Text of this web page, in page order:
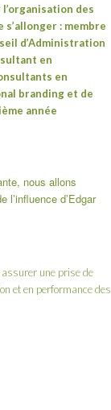
des
s’allonger : membre
d’Administration
en
en
branding et de
année
nous allons
d’Edgar
une prise de
et en performance des